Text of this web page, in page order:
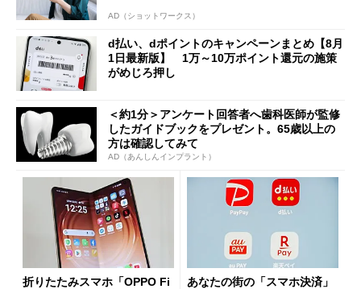
AD（ショットワークス）
d払い、dポイントのキャンペーンまとめ【8月
1日最新版】 1万～10万ポイント還元の施策
がめじろ押し
＜約1分＞アンケート回答者へ歯科医師が監修
したガイドブックをプレゼント。65歳以上の
方は確認してみて
AD（あんしんインプラント）
折りたたみスマホ「OPPO Fi
あなたの街の「スマホ決済」